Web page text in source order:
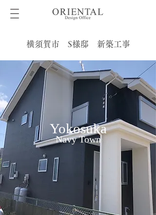
横須賀市 S様邸 新築工事
Yokosuka
Navy Town